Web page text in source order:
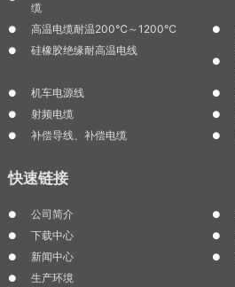
缆
高温电缆耐温200℃～1200℃
硅橡胶绝缘耐高温电线
机车电源线
射频电缆
补偿导线、补偿电缆
快速链接
公司简介
下载中心
新闻中心
生产环境